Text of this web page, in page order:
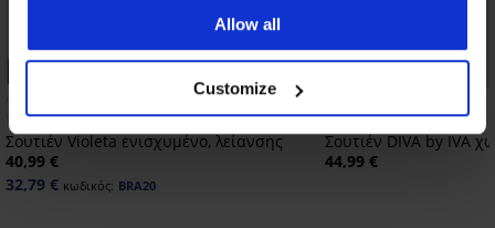
Allow all
Customize
Σουτιέν Violeta ενισχυμένο, λείανσης
40,99 €
32,79 € κωδικός: BRA20
Σουτιέν DIVA by IVA
44,99 €